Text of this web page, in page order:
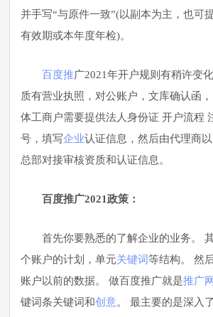
并手写“与原件一致”(以副本为主，也可
有效期或本年度年检)。
百度推广2021年开户规则有稍许变
质有营业执照，对公账户，文库确认函
体工商户需要提供法人身份证 开户流程
号，填写企业认证信息，然后由代理商
总部对接审核资质和认证信息。
百度推广2021政策：
首先你要熟悉的了解企业的业务。
个账户的计划，单元关键词等结构。 然
账户以前的数据。 做百度推广就是推广
键词条关键词和创意。 最主要的是深入